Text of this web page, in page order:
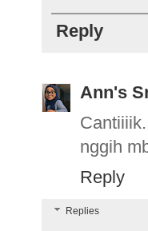
Reply
Ann's
nggih
Reply
Replies